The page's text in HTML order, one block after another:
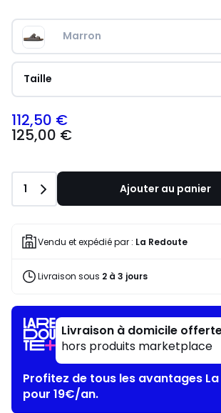
Marron
Taille
125,00
€
programme
pour
112,50
112,50 €
125,00 €
Quantité
1 Ajouter au panier
Vendu et expédié par : La Redoute
Livraison sous 2 à 3 jours
Livraison à domicile
hors produits marketplace
Profitez de tous les avantages La
pour 19€/an.